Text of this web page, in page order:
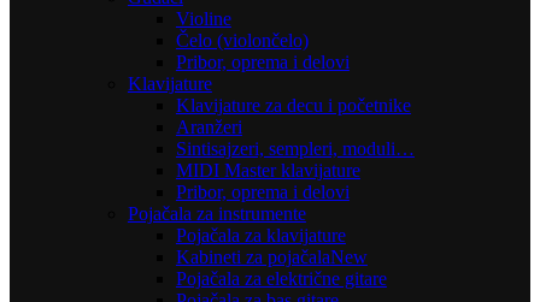
Violine
Čelo (violončelo)
Pribor, oprema i delovi
Klavijature
Klavijature za decu i početnike
Aranžeri
Sintisajzeri, sempleri, moduli…
MIDI Master klavijature
Pribor, oprema i delovi
Pojačala za instrumente
Pojačala za klavijature
Kabineti za pojačalaNew
Pojačala za električne gitare